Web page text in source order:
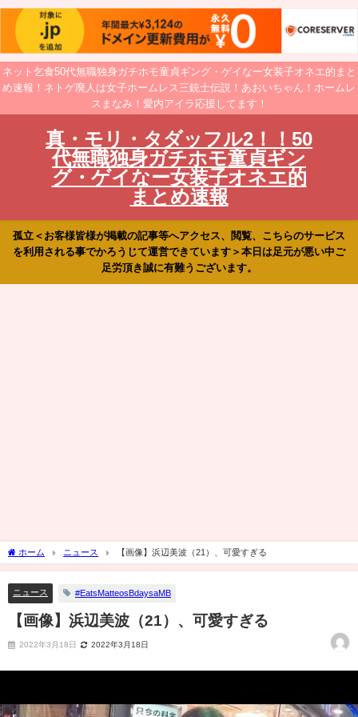
ネット乞食50代無職独身ガチホモ童貞ギング・ゲイなー女装子オネエ的まと
め速報！ネトゲ廃人は女子ホームレス三銃士伝説！あおいちゃん！ホームレ
スまなみ！愛内アイラ応援してます！
真・モリ・タダッフル2！！50
代無職独身ガチホモ童貞ギン
グ・ゲイなー女装子オネエ的
まとめ速報
孤立＜お客様皆様が掲載の記事等へアクセス、閲覧、こちらのサービス
を利用される事でかろうじて運営できています＞本日は足元が悪い中ご
足労頂き誠に有難うございます。
ホーム ニュース 【画像】浜辺美波（21）、可愛すぎる
ニュース #EatsMatteosBdaysaMB
【画像】浜辺美波（21）、可愛すぎる
2022年3月18日 2022年3月18日